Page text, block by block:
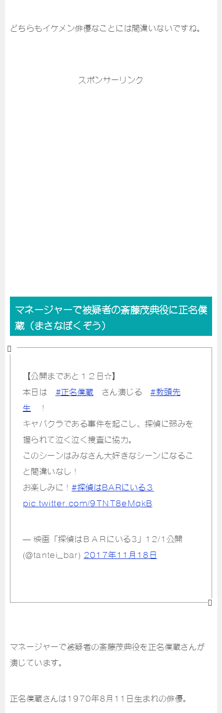
どちらもイケメン俳優なことには間違いないですね。
スポンサーリンク
マネージャーで被疑者の斎藤茂典役に正名僕
蔵（まさなぼくぞう）
【公開まであと１２日☆】
本日は #正名僕蔵 さん演じる #教頭先
生 ！
キャバクラである事件を起こし、探偵に弱みを
握られて泣く泣く捜査に協力。
このシーンはみなさん大好きなシーンになるこ
と間違いなし！
お楽しみに！ #探偵はBARにいる３
pic.twitter.com/9TNT8eMqkB
— 映画「探偵はＢＡＲにいる3」12/1公開
(@tantei_bar) 2017年11月18日
マネージャーで被疑者の斎藤茂典役を正名僕蔵さんが
演じています。
正名僕蔵さんは1970年8月11日生まれの俳優。